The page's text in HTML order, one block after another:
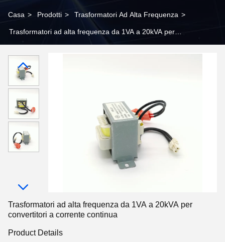
Casa > Prodotti > Trasformatori Ad Alta Frequenza >
Trasformatori ad alta frequenza da 1VA a 20kVA per
Trasformatori ad alta frequenza da 1VA a 20kVA per
convertitori a corrente continua
Product Details